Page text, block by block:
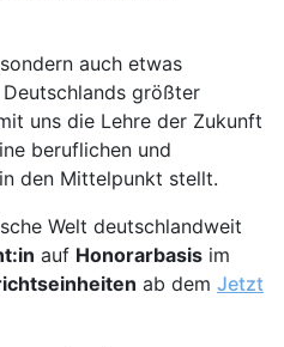
auch etwas
größter
uns die Lehre der Zukunft
beruflichen und
den Mittelpunkt stellt.
Welt deutschlandweit
auf Honorarbasis im
ab dem Jetzt